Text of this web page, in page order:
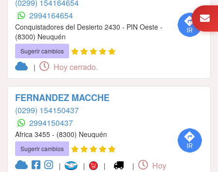
(0299) 154164654
2994164654
Conquistadores del Desierto 2430 - PIN Oeste -
(8300) Neuquén
Sugerir cambios
| Hoy cerrado.
FERNANDEZ MACCHE
(0299) 154150437
2994150437
Africa 3455 - (8300) Neuquén
Sugerir cambios
| | | |
Hoy